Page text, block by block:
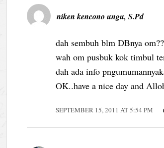
niken kencono ungu, S.Pd
dah sembuh blm DBnya
wah om pusbuk kok timbul
dah ada info
OK..have a nice day and
SEPTEMBER 15, 2011 AT 5:54 PM